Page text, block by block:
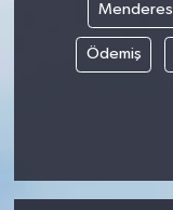
Menderes
Ödemiş